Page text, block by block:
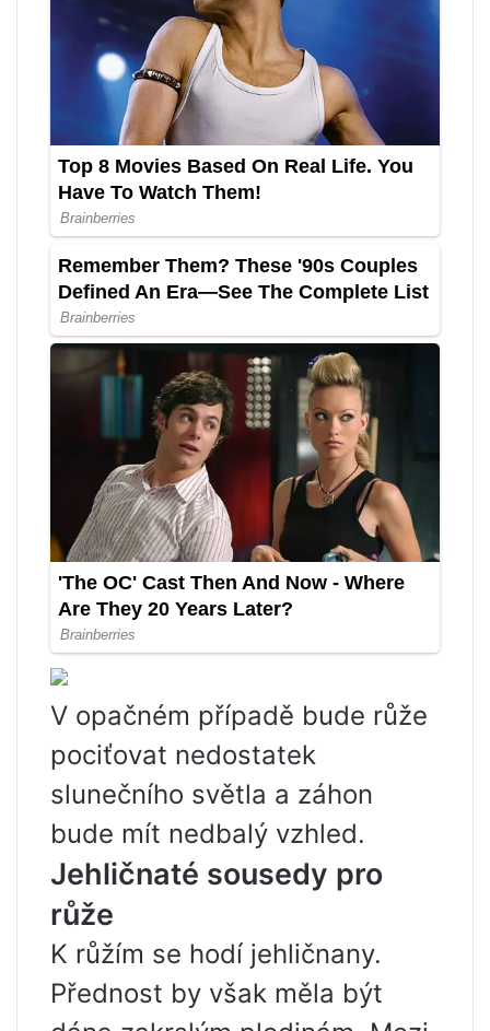
V opačném případě bude růže
pociťovat nedostatek
slunečního světla a záhon
bude mít nedbalý vzhled.
Jehličnaté sousedy pro
růže
K růžím se hodí jehličnany.
Přednost by však měla být